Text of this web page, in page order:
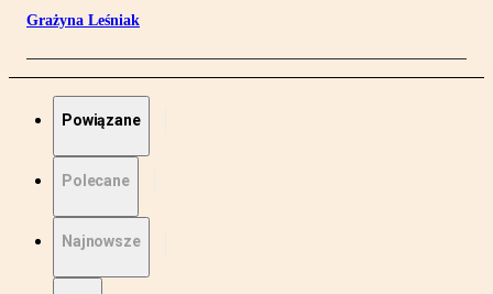
Grażyna Leśniak
Powiązane
Polecane
Najnowsze